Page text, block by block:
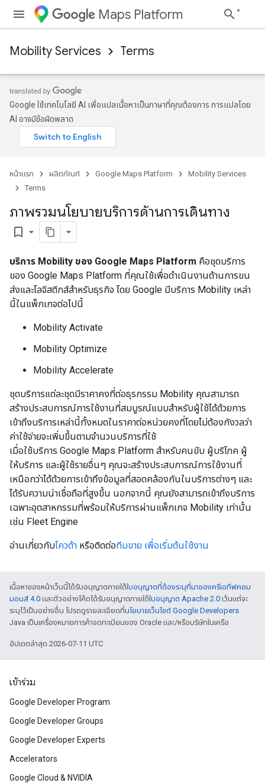
Maps Platform
Mobility Services Terms
Google ใช้เทคโนโลยี AI เพื่อแปลเนื้อหาเป็นภาษาที่คุณต้องการ การแปลโดย
AI อาจมีข้อผิดพลาด
หน้าแรก ผลิตภัณฑ์ Google Maps Platform
Mobility Services
Terms
ภาพรวมนโยบายบริการด้านการเดินทาง
bookmark_border
บริการ Mobility ของ Google Maps Platform คือชุดบริการ
ของ Google Maps Platform ที่คุณใช้เพื่อดำเนินงานด้านการขน
ส่งและโลจิสติกส์สำหรับธุรกิจ โดย Google มีบริการ Mobility เหล่า
นี้ในแพ็กเกจต่อไปนี้
Mobility Activate
Mobility Optimize
Mobility Accelerate
ชุดบริการแต่ละชุดมีราคาคงที่ต่อธุรกรรม Mobility คุณสามารถ
สร้างประสบการณ์การใช้งานที่สมบูรณ์แบบสำหรับผู้ใช้ได้ด้วยการ
เข้าถึงบริการเหล่านี้ทั้งหมดในราคาต่อหน่วยคงที่โดยไม่ต้องกังวลว่า
ค่าใช้จ่ายจะเพิ่มขึ้นตามจำนวนบริการที่ใช้
เมื่อใช้บริการ Google Maps Platform สำหรับคนขับ ผู้บริโภค ผู้
ให้บริการ และผู้ใช้รายอื่นๆ คุณจะสร้างประสบการณ์การใช้งานที่
เหนือกว่าได้ด้วยการเข้าถึงข้อมูลที่สอดคล้องกันในบริการต่างๆ และ
ได้รับความน่าเชื่อถือที่สูงขึ้น นอกจากนี้ คุณยังสามารถเข้าถึงบริการ
เฉพาะอุตสาหกรรมที่พร้อมให้บริการผ่านแพ็กเกจ Mobility เท่านั้น
เช่น Fleet Engine
อ่านเกี่ยวกับโควต้า หรือติดต่อทีมขาย เพื่อเริ่มต้นใช้งาน
เนื้อหาของหน้าเว็บนี้ได้รับอนุญาตภายใต้ใบอนุญาตที่ต้องระบุที่มาของครีเอทีฟคอม
มอนส์ 4.0 และตัวอย่างโค้ดได้รับอนุญาตภายใต้ใบอนุญาต Apache 2.0 เว้นแต่จะ
ระบุไว้เป็นอย่างอื่น โปรดดูรายละเอียดที่นโยบายเว็บไซต์ Google Developers
Java เป็นเครื่องหมายการค้าจดทะเบียนของ Oracle และ/หรือบริษัทในเครือ
อัปเดตล่าสุด 2026-07-11 UTC
เข้าร่วม
Google Developer Program
Google Developer Groups
Google Developer Experts
Accelerators
Google Cloud & NVIDIA